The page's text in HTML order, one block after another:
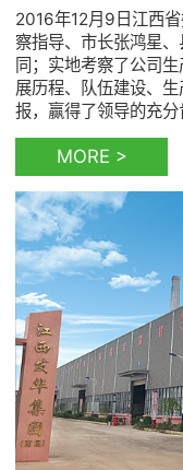
2016年12月9日江西
察指导、市长张鸿星
同；实地考察了公司
展历程、队伍建设、
报，赢得了领导的充分
MORE >